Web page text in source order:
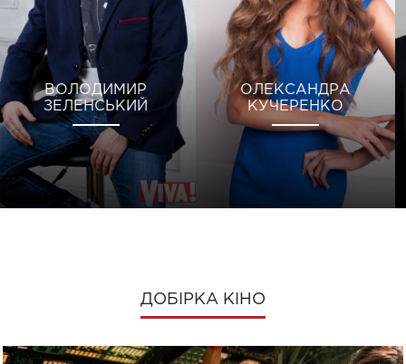
ВОЛОДИМИР
ЗЕЛЕНСЬКИЙ
ОЛЕКСАНДРА
КУЧЕРЕНКО
ДОБІРКА КІНО